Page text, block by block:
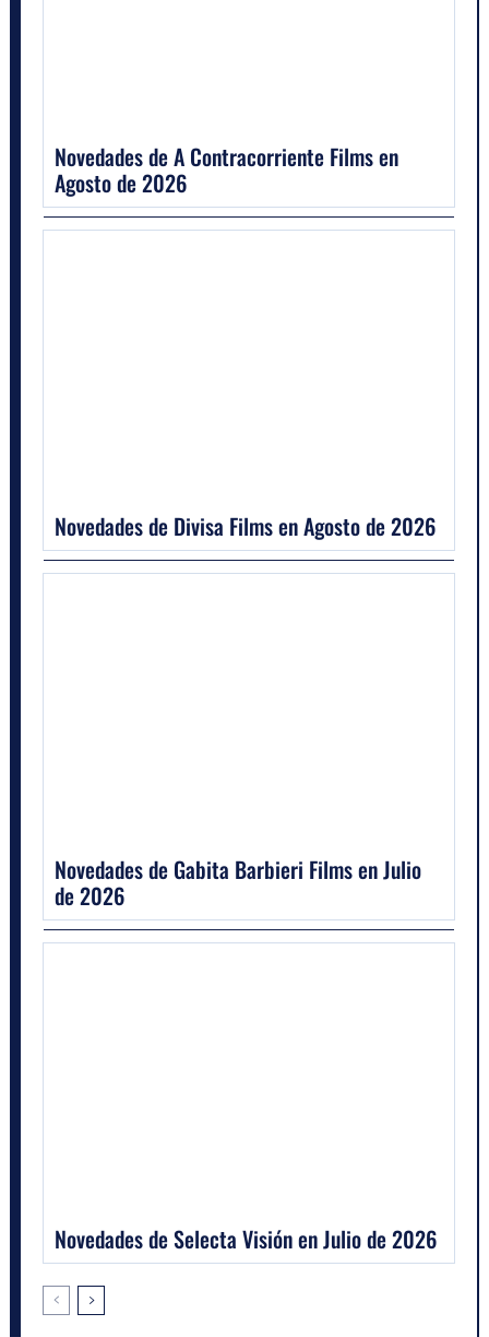
Novedades de A Contracorriente Films en
Agosto de 2026
Novedades de Divisa Films en Agosto de 2026
Novedades de Gabita Barbieri Films en Julio
de 2026
Novedades de Selecta Visión en Julio de 2026